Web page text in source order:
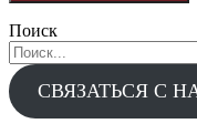
Поиск
Search
for:
СВЯЗАТЬСЯ С